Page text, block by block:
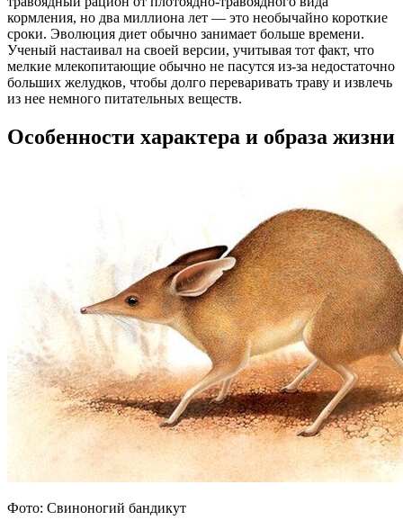
кормления, но два миллиона лет — это необычайно короткие
сроки. Эволюция диет обычно занимает больше времени.
Ученый настаивал на своей версии, учитывая тот факт, что
мелкие млекопитающие обычно не пасутся из-за недостаточно
больших желудков, чтобы долго переваривать траву и извлечь
из нее немного питательных веществ.
Особенности характера и образа жизни
Фото: Свиноногий бандикут